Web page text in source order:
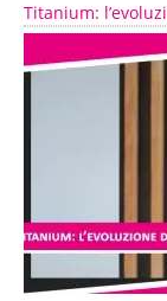
Titanium: